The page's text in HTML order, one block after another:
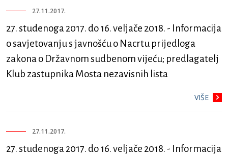
27.11.2017.
27. studenoga 2017. do 16. veljače 2018. - Informacija
o savjetovanju s javnošću o Nacrtu prijedloga
zakona o Državnom sudbenom vijeću; predlagatelj
Klub zastupnika Mosta nezavisnih lista
VIŠE
27.11.2017.
27. studenoga 2017. do 16. veljače 2018. - Informacija